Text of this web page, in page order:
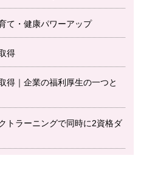
て・健康パワーアップ
得
得｜企業の福利厚生の一つと
トラーニングで同時に2資格ダ